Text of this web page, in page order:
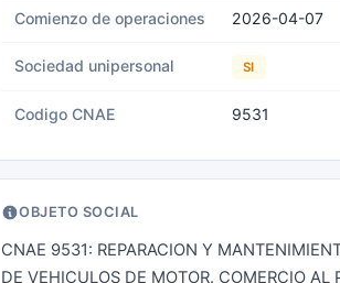
Comienzo de operaciones 2026-04-07
Sociedad unipersonal SI
Codigo CNAE 9531
OBJETO SOCIAL
CNAE 9531: REPARACION Y
DE VEHICULOS DE MOTOR. COMERCIO AL